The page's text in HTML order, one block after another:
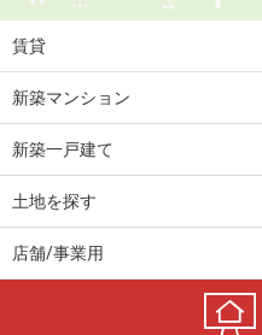
賃貸
新築マンション
新築一戸建て
土地を探す
店舗/事業用